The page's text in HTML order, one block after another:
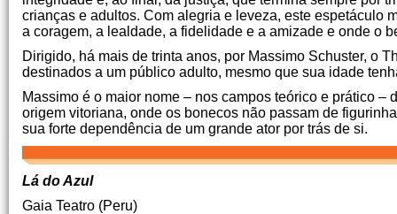
crianças e adultos. Com alegria e leveza, este espetáculo
a coragem, a lealdade, a fidelidade e a amizade e onde o
Dirigido, há mais de trinta anos, por Massimo Schuster, o
destinados a um público adulto, mesmo que sua idade
Massimo é o maior nome – nos campos teórico e prático
origem vitoriana, onde os bonecos não passam de
sua forte dependência de um grande ator por trás de si.
Lá do Azul
Gaia Teatro (Peru)